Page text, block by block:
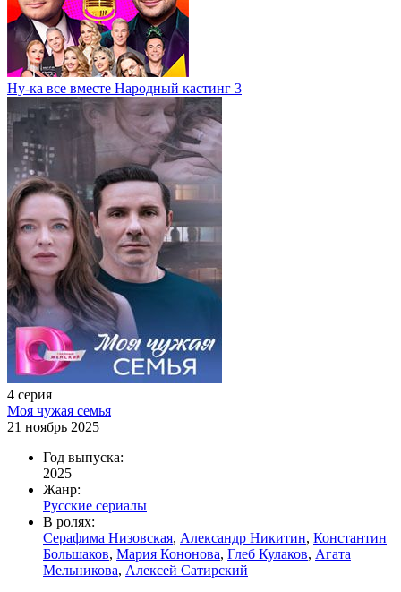
Ну-ка все вместе Народный кастинг 3
4 серия
Моя чужая семья
21 ноябрь 2025
Год выпуска:
2025
Жанр:
Русские сериалы
В ролях:
Серафима Низовская, Александр Никитин, Константин
Большаков, Мария Кононова, Глеб Кулаков, Агата
Мельникова, Алексей Сатирский